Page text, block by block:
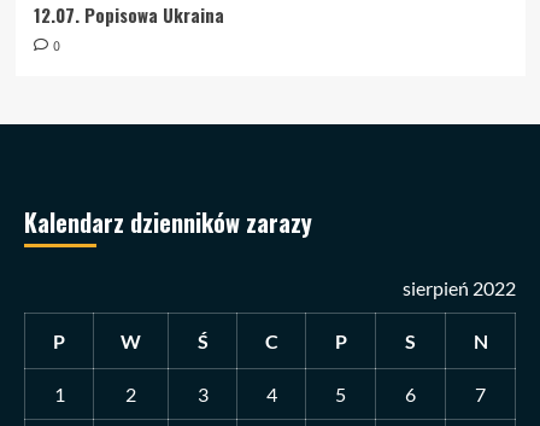
12.07. Popisowa Ukraina
0
Kalendarz dzienników zarazy
sierpień 2022
P W Ś C P S N
1 2 3 4 5 6 7